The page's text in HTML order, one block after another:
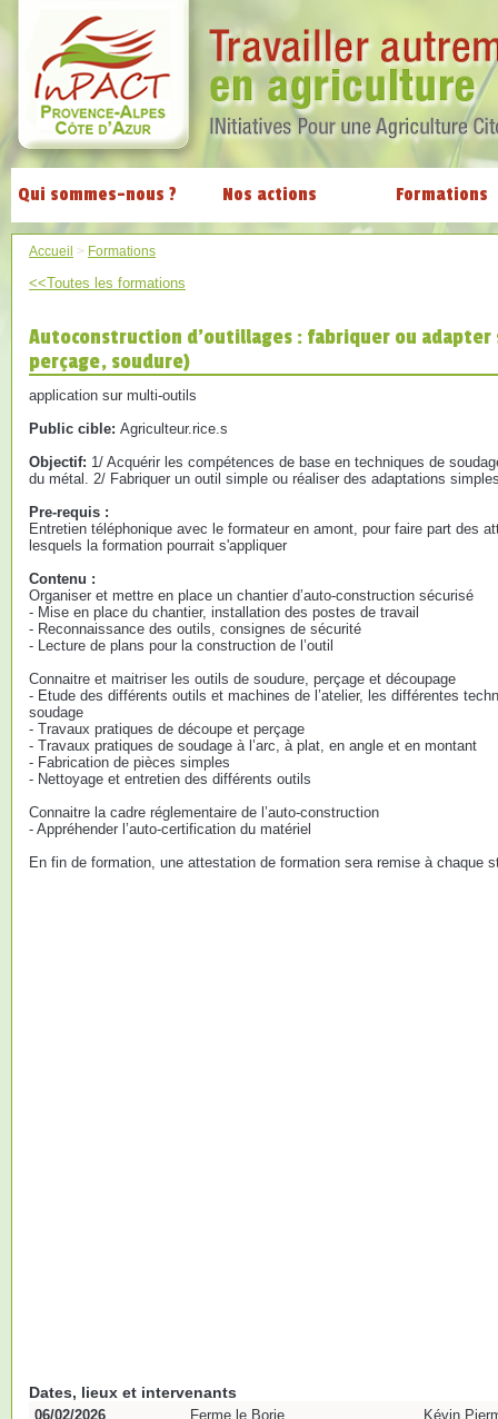
Qui sommes-nous ? Nos actions Formations
Accueil > Formations
<<Toutes les formations
Autoconstruction d'outillages : fabriquer ou adapter
perçage, soudure)
application sur multi-outils
Public cible: Agriculteur.rice.s
Objectif: 1/ Acquérir les compétences de base en techniques de
du métal. 2/ Fabriquer un outil simple ou réaliser des adaptations
Pre-requis :
Entretien téléphonique avec le formateur en amont, pour faire part des
lesquels la formation pourrait s'appliquer
Contenu :
Organiser et mettre en place un chantier d’auto-construction sécurisé
- Mise en place du chantier, installation des postes de travail
- Reconnaissance des outils, consignes de sécurité
- Lecture de plans pour la construction de l’outil
Connaitre et maitriser les outils de soudure, perçage et découpage
- Etude des différents outils et machines de l’atelier, les différentes
soudage
- Travaux pratiques de découpe et perçage
- Travaux pratiques de soudage à l’arc, à plat, en angle et en montant
- Fabrication de pièces simples
- Nettoyage et entretien des différents outils
Connaitre la cadre réglementaire de l’auto-construction
- Appréhender l’auto-certification du matériel
En fin de formation, une attestation de formation sera remise à chaque
Dates, lieux et intervenants
06/02/2026
Ferme le Borie
Kévin